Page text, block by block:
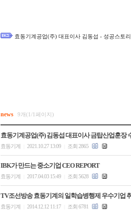
효동기계공업(주) 대표이사 김동섭 - 성공스토
news 9개(1/1페이지)
효동기계공업(주) 김동섭 대표이사 금탑산업훈장
효동기계 2021.10.27 13:09 조회 2865
IBK가 만드는 중소기업 CEO REPORT
효동기계 2017.04.03 15:49 조회 5628
TV조선방송 효동기계의 일학습병행제 우수기업
효동기계 2014.12.12 11:17 조회 6781